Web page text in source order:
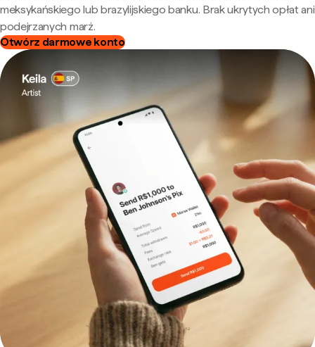
meksykańskiego lub brazylijskiego banku. Brak ukrytych opłat ani
podejrzanych marż.
Otwórz darmowe konto